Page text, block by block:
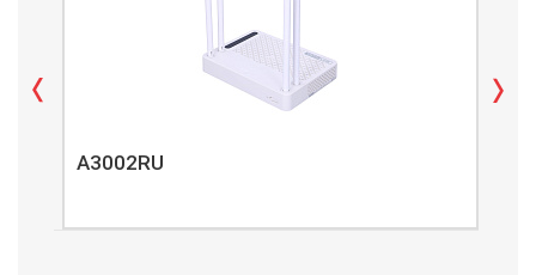
A3002RU